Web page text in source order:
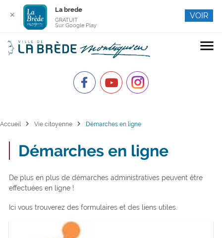
menu
Accueil chevron_right Vie citoyenne chevron_right Démarches en ligne
Démarches en ligne
De plus en plus de démarches administratives peuvent être
effectuées en ligne !
Ici vous trouverez des formulaires et des liens utiles.
✕
La brede
GRATUIT
Sur Google Play
VOIR